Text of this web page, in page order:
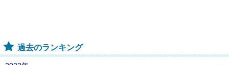
過去のランキング